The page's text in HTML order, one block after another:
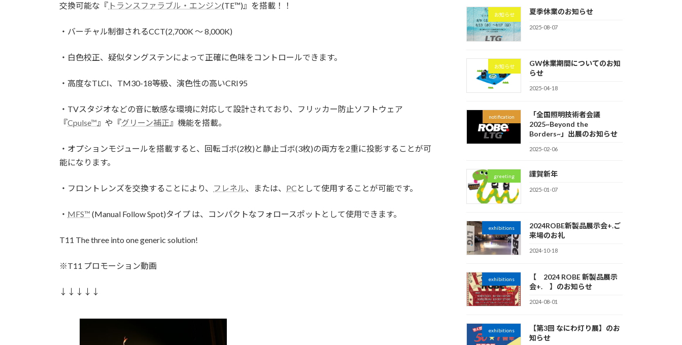
交換可能な『 トランスファラブル・エンジン(TE™)』を搭載！！
・バーチャル制御されるCCT(2,700K ～ 8,000K)
・白色校正、疑似タングステンによって正確に色味をコントロールできます。
・高度なTLCI、TM30-18等級、演色性の高いCRI95
・TVスタジオなどの音に敏感な環境に対応して設計されており、フリッカー防止ソフトウェア
『Cpulse™ 』や『グリーン補正 』機能を搭載。
・オプションモジュールを搭載すると、回転ゴボ(2枚)と静止ゴボ(3枚)の両方を2重に投影することが可
能になります。
・フロントレンズを交換することにより、 フレネル、または、 PC として使用することが可能です。
・ MFS™ (Manual Follow Spot)タイプ は、コンパクトなフォロースポットとして使用できます。
T11 The three into one generic solution!
※T11 プロモーション動画
↓↓↓↓↓
お知らせ 夏季休業のお知らせ
2025-08-07
お知らせ
GW休業期間についてのお知
らせ
2025-04-18
notification
「全国照明技術者会議
2025~Beyond the
Borders~」出展のお知らせ
2025-02-06
greeting 謹賀新年
2025-01-07
exhibitions
2024ROBE新製品展示会+.ご
来場のお礼
2024-10-18
exhibitions
【 2024 ROBE 新製品展示
会+. 】のお知らせ
2024-08-01
exhibitions
【第3回 なにわ灯り展】のお
知らせ